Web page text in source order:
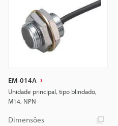
EM-014A
Unidade principal, tipo blindado,
M14, NPN
Dimensões